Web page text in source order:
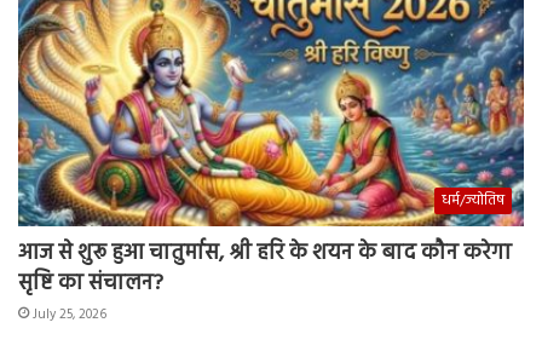
धर्म/ज्योतिष
आज से शुरू हुआ चातुर्मास, श्री हरि के शयन के बाद कौन करेगा
सृष्टि का संचालन?
July 25, 2026